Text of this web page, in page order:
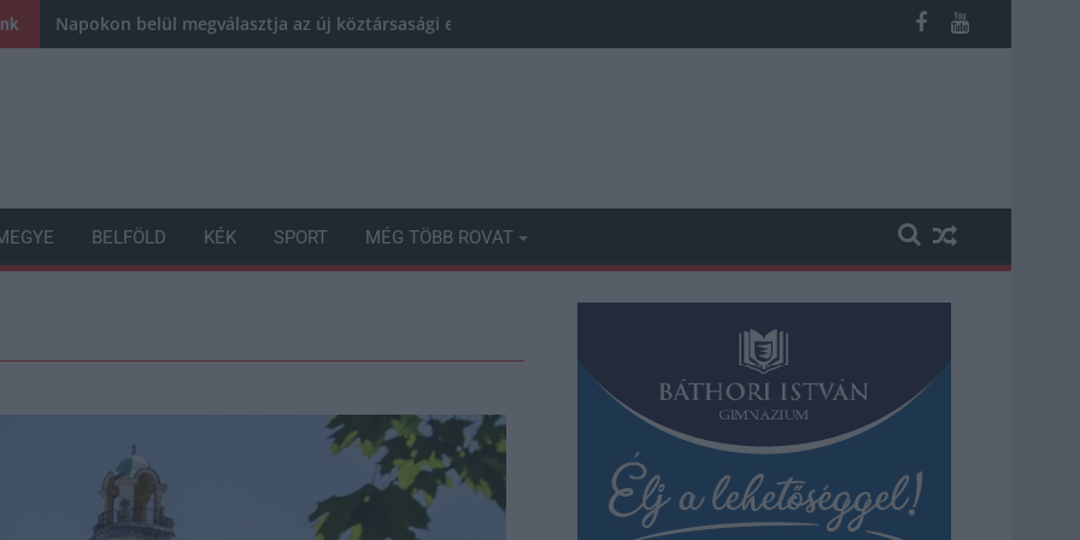
Napokon belül megválasztja az új köztársasági elnököt az Országgyűlés
BELFÖLD KÉK SPORT MÉG TÖBB ROVAT